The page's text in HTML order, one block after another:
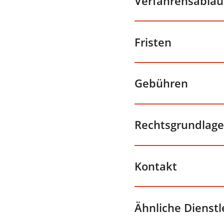
Fristen
Gebühren
Rechtsgrundlage
Kontakt
Ähnliche